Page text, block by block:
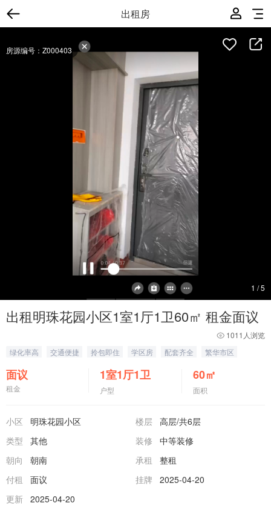
出租房
房源编号：Z000403
1 /5
出租明珠花园小区1室1厅1卫60㎡ 租金面议
1011人浏览
绿化率高
交通便捷 拎包即住 学区房 配套齐全 繁华市区
面议
租金
1室1厅1卫
户型
60㎡
面积
小区 明珠花园小区 楼层 高层/共6层
类型
其他 装修
中等装修
朝向
朝南 承租
整租
付租
面议 挂牌
2025-04-20
更新 2025-04-20